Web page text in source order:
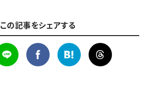
この記事をシェアする